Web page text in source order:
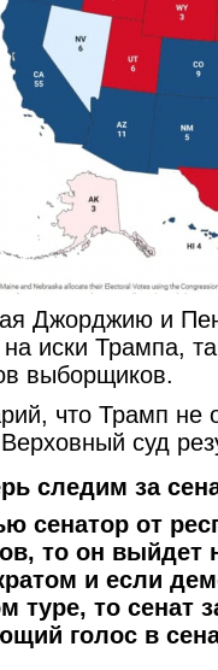
Джорджию и
иски Трампа,
выборщиков.
что Трамп не
Верховный суд
следим за
сенатор от
то он выйдет
и если
туре, то сенат
голос в